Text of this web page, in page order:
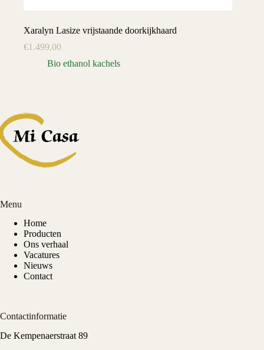
Xaralyn Lasize vrijstaande doorkijkhaard
€1.499,00
Bio ethanol kachels
Menu
Home
Producten
Ons verhaal
Vacatures
Nieuws
Contact
Contactinformatie
De Kempenaerstraat 89